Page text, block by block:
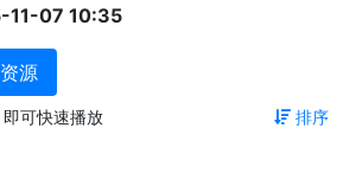
11-07 10:35
源
可快速播放 排序